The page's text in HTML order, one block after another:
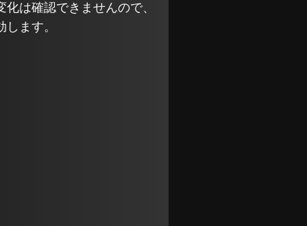
は確認できませんので、
します。